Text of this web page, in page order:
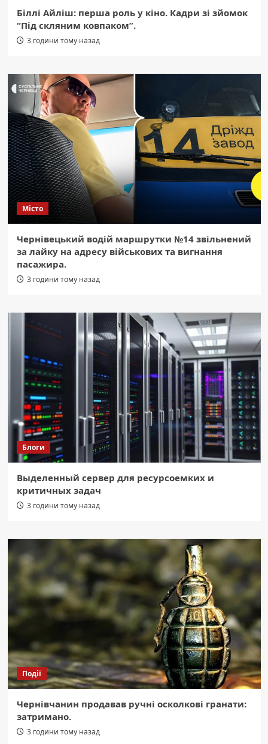
Біллі Айліш: перша роль у кіно. Кадри зі зйомок
“Під скляним ковпаком”.
3 години тому назад
Місто
Чернівецький водій маршрутки №14 звільнений
за лайку на адресу військових та вигнання
пасажира.
3 години тому назад
Блоги
Выделенный сервер для ресурсоемких и
критичных задач
3 години тому назад
Події
Чернівчанин продавав ручні осколкові гранати:
затримано.
3 години тому назад